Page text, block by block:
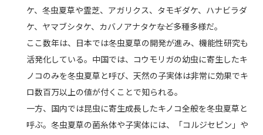
ケ、冬虫夏草や霊芝、アガリクス、タモギダケ、ハナビラダ
ケ、ヤマブシタケ、カバノアナタケ――など多種多様だ。
ここ数年は、日本では冬虫夏草の開発が進み、機能性研究も
活発化している。中国では、コウモリガの幼虫に寄生したキ
ノコのみを冬虫夏草と呼び、天然の子実体は非常に効果でキ
ロ数百万以上の値が付くことで知られる。
一方、国内では昆虫に寄生成長したキノコ全般を冬虫夏草と
呼ぶ。冬虫夏草の菌糸体や子実体には、「コルジセピン」や